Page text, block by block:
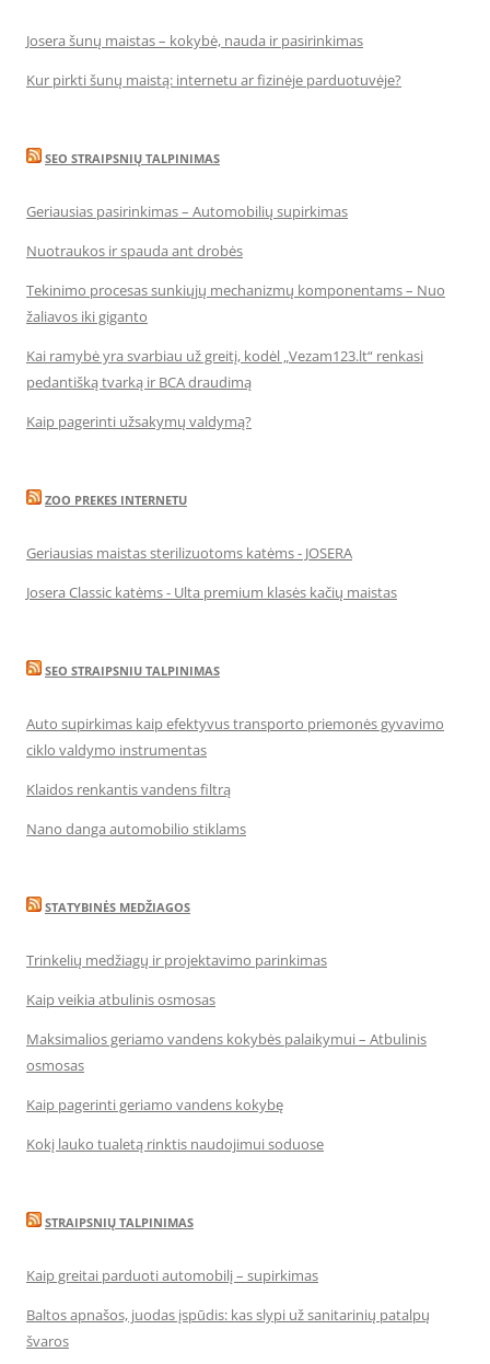
Josera šunų maistas – kokybė, nauda ir pasirinkimas
Kur pirkti šunų maistą: internetu ar fizinėje parduotuvėje?
SEO STRAIPSNIŲ TALPINIMAS
Geriausias pasirinkimas – Automobilių supirkimas
Nuotraukos ir spauda ant drobės
Tekinimo procesas sunkiųjų mechanizmų komponentams – Nuo
žaliavos iki giganto
Kai ramybė yra svarbiau už greitį, kodėl „Vezam123.lt“ renkasi
pedantišką tvarką ir BCA draudimą
Kaip pagerinti užsakymų valdymą?
ZOO PREKES INTERNETU
Geriausias maistas sterilizuotoms katėms - JOSERA
Josera Classic katėms - Ulta premium klasės kačių maistas
SEO STRAIPSNIU TALPINIMAS
Auto supirkimas kaip efektyvus transporto priemonės gyvavimo
ciklo valdymo instrumentas
Klaidos renkantis vandens filtrą
Nano danga automobilio stiklams
STATYBINĖS MEDŽIAGOS
Trinkelių medžiagų ir projektavimo parinkimas
Kaip veikia atbulinis osmosas
Maksimalios geriamo vandens kokybės palaikymui – Atbulinis
osmosas
Kaip pagerinti geriamo vandens kokybę
Kokį lauko tualetą rinktis naudojimui soduose
STRAIPSNIŲ TALPINIMAS
Kaip greitai parduoti automobilį – supirkimas
Baltos apnašos, juodas įspūdis: kas slypi už sanitarinių patalpų
švaros